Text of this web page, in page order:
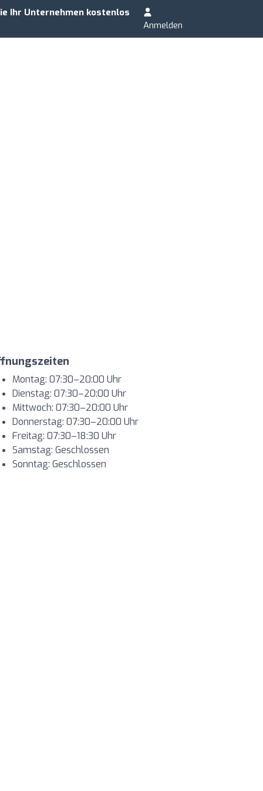
Ihr Unternehmen kostenlos
Anmelden
Montag: 07:30–20:00 Uhr
Dienstag: 07:30–20:00 Uhr
Mittwoch: 07:30–20:00 Uhr
Donnerstag: 07:30–20:00 Uhr
Freitag: 07:30–18:30 Uhr
Samstag: Geschlossen
Sonntag: Geschlossen